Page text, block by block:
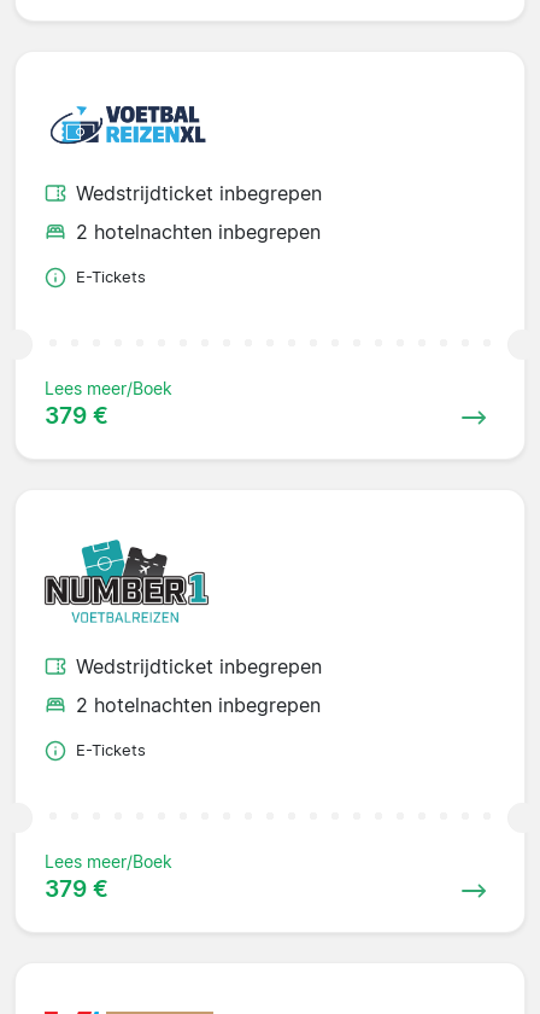
Wedstrijdticket inbegrepen
2 hotelnachten inbegrepen
E-Tickets
Lees meer/Boek
379 €
Wedstrijdticket inbegrepen
2 hotelnachten inbegrepen
E-Tickets
Lees meer/Boek
379 €